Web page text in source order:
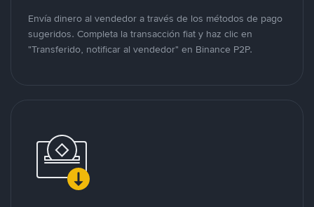
Envía dinero al vendedor a través de los métodos de pago
sugeridos. Completa la transacción fiat y haz clic en
"Transferido, notificar al vendedor" en Binance P2P.